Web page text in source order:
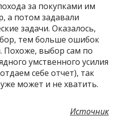
за покупками им
а потом задавали
задачи. Оказалось,
тем больше ошибок
Похоже, выбор сам по
умственного усилия
себе отчет), так
может и не хватить.
Источник